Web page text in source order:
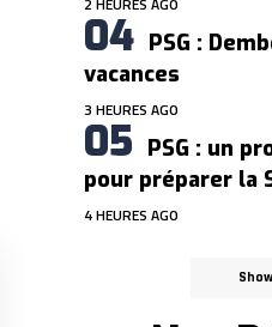
PSG :
vacances
3 HEURES AGO
PSG : un
pour préparer la
4 HEURES AGO